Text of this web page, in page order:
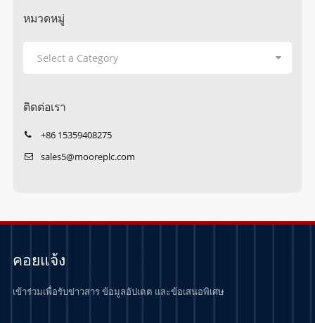
หมวดหมู่
ติดต่อเรา
+86 15359408275
sales5@mooreplc.com
คอยแจ้ง
เข้าร่วมเพื่อรับข่าวสาร ข้อมูลอัปเดต และข้อเสนอพิเศษ